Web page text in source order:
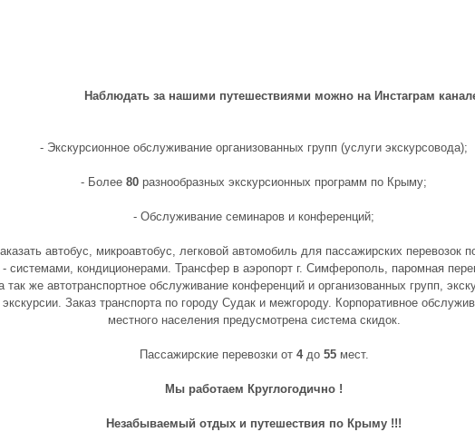
Наблюдать за нашими путешествиями можно на Инстаграм
- Экскурсионное обслуживание организованных групп (услуги экскурсовода);
- Более 80 разнообразных экскурсионных программ по Крымy;
- Обслуживание семинаров и конференций;
автобус, микроавтобус, легковой автомобиль для пассажирских перевозок
системами, кондиционерами. Трансфер в аэропорт г. Симферопoль, паромная
так же автотранспортное обслуживание конференций и организованных групп,
Заказ транспорта по городу Судaк и межгороду. Корпоративное
местного населения предусмотрена система скидок.
Пассажирские перевозки от 4до 55мест.
Мы работаем Круглогодично !
Незабываемый отдых и путешествия по Крымy !!!